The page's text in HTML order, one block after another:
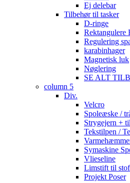
Ej delebar
Tilbehør til tasker
D-ringe
Rektangulere
Regulering
karabinhager
Magnetisk luk
Nøglering
SE ALT
column 5
Div.
Velcro
Spoleæske /
Strygejern +
Tekstilpen /
Symaskine
Vlieseline
Limstift til stof
Projekt Poser